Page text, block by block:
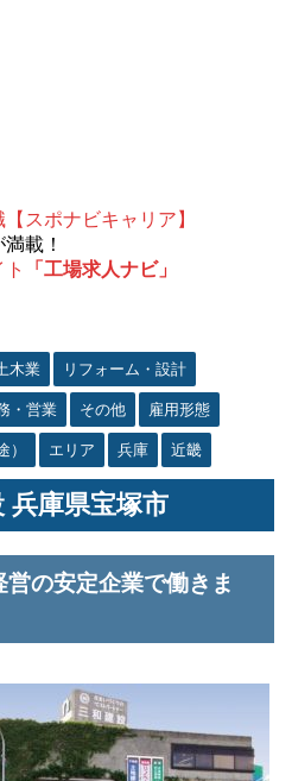
スポナビキャリア】
載！
「工場求人ナビ」
木業 リフォーム・設計
・営業 その他 雇用形態
） エリア 兵庫 近畿
兵庫県宝塚市
の安定企業で働きま